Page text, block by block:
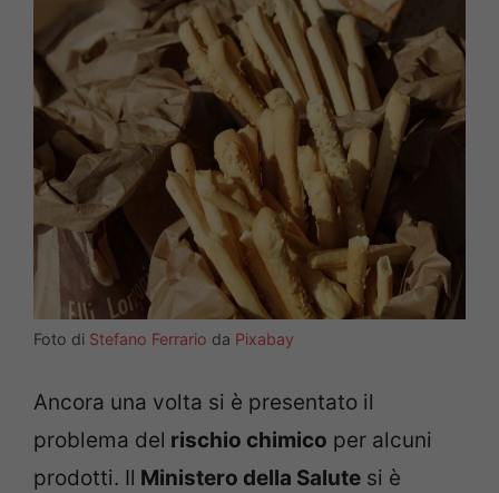
Foto di Stefano Ferrario da Pixabay
Ancora una volta si è presentato il
problema del rischio chimico per alcuni
prodotti. Il Ministero della Salute si è